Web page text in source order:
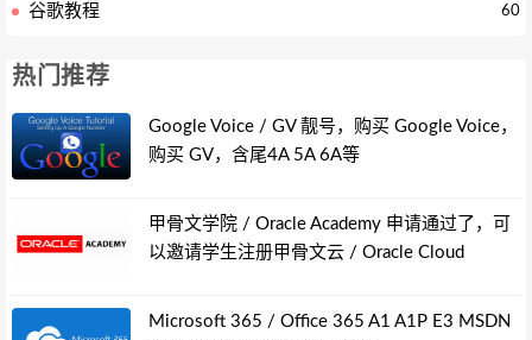
谷歌教程 60
热门推荐
Google Voice / GV 靓号，购买 Google Voice，
购买 GV，含尾4A 5A 6A等
甲骨文学院 / Oracle Academy 申请通过了，可
以邀请学生注册甲骨文云 / Oracle Cloud
Microsoft 365 / Office 365 A1 A1P E3 MSDN